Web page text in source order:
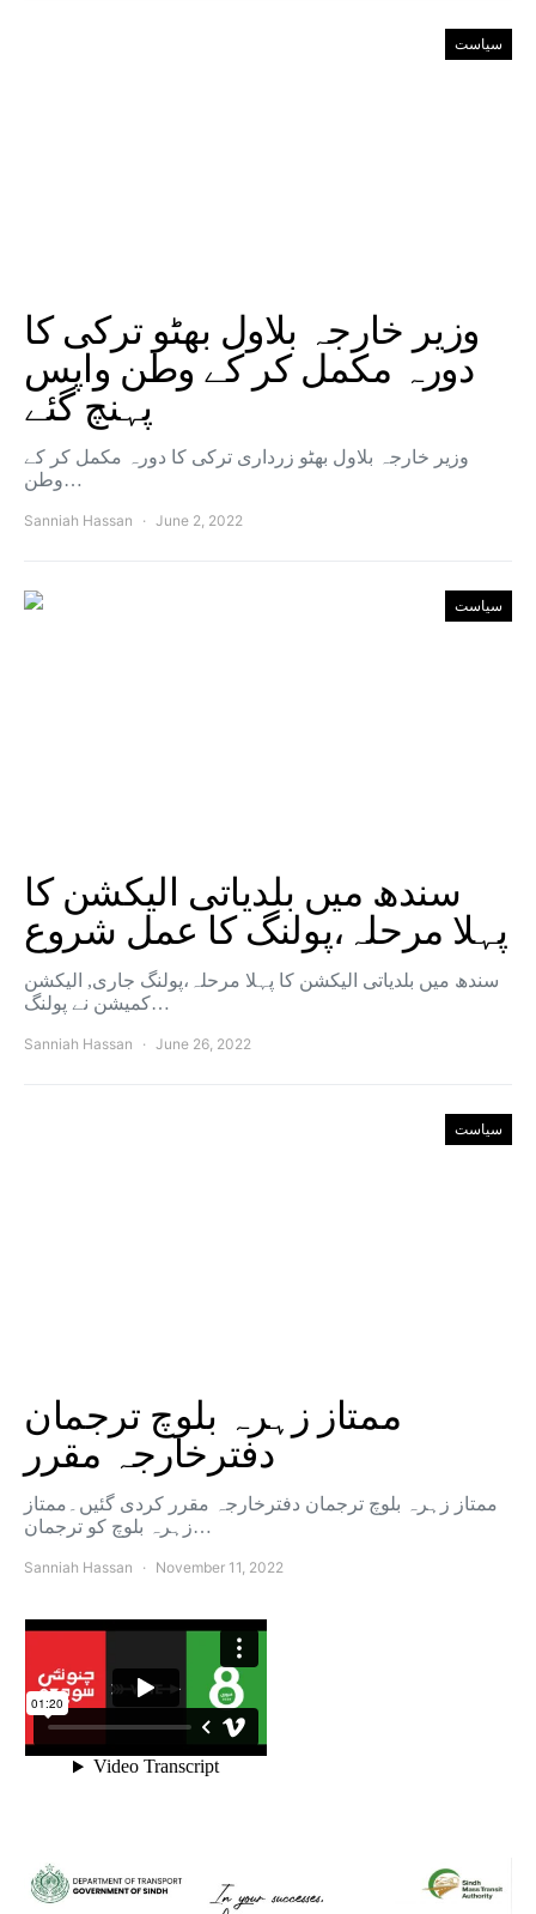
سیاست
وزیر خارجہ بلاول بھٹو ترکی کا
دورہ مکمل کر کے وطن واپس
پہنچ گئے
وزیر خارجہ بلاول بھٹو زرداری ترکی کا دورہ مکمل کر کے
وطن…
Sanniah Hassan June 2, 2022
سیاست
سندھ میں بلدیاتی الیکشن کا
پہلا مرحلہ،پولنگ کا عمل شروع
سندھ میں بلدیاتی الیکشن کا پہلا مرحلہ،پولنگ جاری, الیکشن
کمیشن نے پولنگ…
Sanniah Hassan June 26, 2022
سیاست
ممتاز زہرہ بلوچ ترجمان
دفترخارجہ مقرر
ممتاز زہرہ بلوچ ترجمان دفترخارجہ مقرر کردی گئیں۔ممتاز
زہرہ بلوچ کو ترجمان…
Sanniah Hassan November 11, 2022